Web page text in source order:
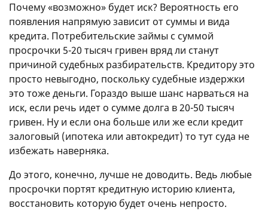
Почему «возможно» будет иск? Вероятность его
появления напрямую зависит от суммы и вида
кредита. Потребительские займы с суммой
просрочки 5-20 тысяч гривен вряд ли станут
причиной судебных разбирательств. Кредитору это
просто невыгодно, поскольку судебные издержки
это тоже деньги. Гораздо выше шанс нарваться на
иск, если речь идет о сумме долга в 20-50 тысяч
гривен. Ну и если она больше или же если кредит
залоговый (ипотека или автокредит) то тут суда не
избежать наверняка.
До этого, конечно, лучше не доводить. Ведь любые
просрочки портят кредитную историю клиента,
восстановить которую будет очень непросто.